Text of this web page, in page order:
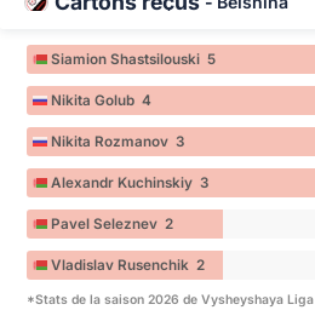
Siamion Shastsilouski 5
Nikita Golub 4
Nikita Rozmanov 3
Alexandr Kuchinskiy 3
Pavel Seleznev 2
Vladislav Rusenchik 2
*Stats de la saison 2026 de Vysheyshaya Liga